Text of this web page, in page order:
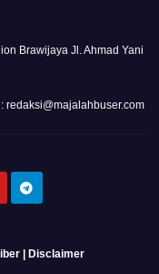
Brawijaya Jl. Ahmad Yani
redaksi@majalahbuser.com
| Disclaimer